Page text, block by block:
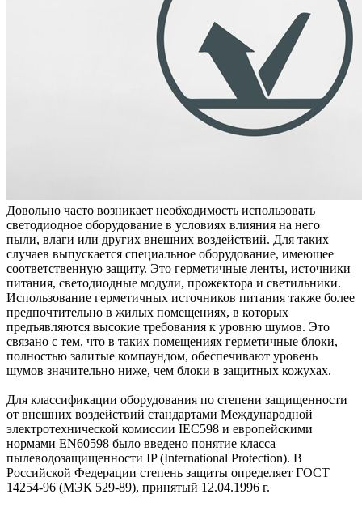
Довольно часто возникает необходимость использовать
светодиодное оборудование в условиях влияния на него
пыли, влаги или других внешних воздействий. Для таких
случаев выпускается специальное оборудование, имеющее
соответственную защиту. Это герметичные ленты, источники
питания, светодиодные модули, прожектора и светильники.
Использование герметичных источников питания также более
предпочтительно в жилых помещениях, в которых
предъявляются высокие требования к уровню шумов. Это
связано с тем, что в таких помещениях герметичные блоки,
полностью залитые компаундом, обеспечивают уровень
шумов значительно ниже, чем блоки в защитных кожухах.
Для классификации оборудования по степени защищенности
от внешних воздействий стандартами Международной
электротехнической комиссии IEC598 и европейскими
нормами EN60598 было введено понятие класса
пылеводозащищенности IP (International Protection). В
Российской Федерации степень защиты определяет ГОСТ
14254-96 (МЭК 529-89), принятый 12.04.1996 г.